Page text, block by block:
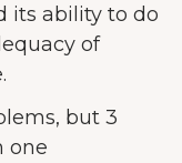
its ability to do
of
but 3
one